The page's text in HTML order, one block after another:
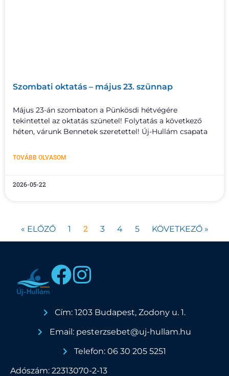
Szombati oktatás – május 23. szünnap
Május 23-án szombaton a Pünkösdi hétvégére
tekintettel az oktatás szünetel! Folytatás a következő
héten, várunk Bennetek szeretettel! Új-Hullám csapata
TOVÁBB OLVASOM
2026-05-22
« ELŐZŐ 1 2 3 4 5 KÖVETKEZŐ »
Cím: 1203 Budapest, Zodony u. 1.
Email: pesterzsebet@uj-hullam.hu
Telefon: 06 30 205 5251
Adószám: 22313070-2-13